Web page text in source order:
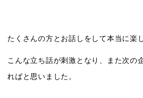
たくさんの方とお話しをして本当に楽
こんな立ち話が刺激となり、また次の
ればと思いました。